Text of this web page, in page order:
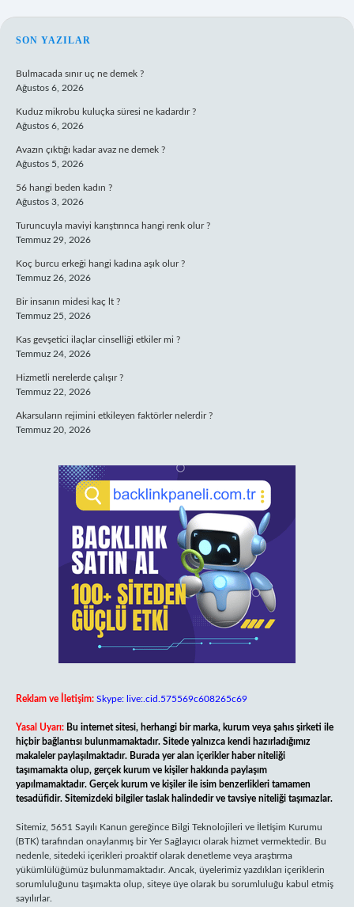
SIDEBAR
SON YAZILAR
Bulmacada sınır uç ne demek ?
Ağustos 6, 2026
Kuduz mikrobu kuluçka süresi ne kadardır ?
Ağustos 6, 2026
Avazın çıktığı kadar avaz ne demek ?
Ağustos 5, 2026
56 hangi beden kadın ?
Ağustos 3, 2026
Turuncuyla maviyi karıştırınca hangi renk olur ?
Temmuz 29, 2026
Koç burcu erkeği hangi kadına aşık olur ?
Temmuz 26, 2026
Bir insanın midesi kaç lt ?
Temmuz 25, 2026
Kas gevşetici ilaçlar cinselliği etkiler mi ?
Temmuz 24, 2026
Hizmetli nerelerde çalışır ?
Temmuz 22, 2026
Akarsuların rejimini etkileyen faktörler nelerdir ?
Temmuz 20, 2026
Reklam ve İletişim: Skype: live:.cid.575569c608265c69
Yasal Uyarı: Bu internet sitesi, herhangi bir marka, kurum veya şahıs şirketi ile
hiçbir bağlantısı bulunmamaktadır. Sitede yalnızca kendi hazırladığımız
makaleler paylaşılmaktadır. Burada yer alan içerikler haber niteliği
taşımamakta olup, gerçek kurum ve kişiler hakkında paylaşım
yapılmamaktadır. Gerçek kurum ve kişiler ile isim benzerlikleri tamamen
tesadüfidir. Sitemizdeki bilgiler taslak halindedir ve tavsiye niteliği taşımazlar.
Sitemiz, 5651 Sayılı Kanun gereğince Bilgi Teknolojileri ve İletişim Kurumu
(BTK) tarafından onaylanmış bir Yer Sağlayıcı olarak hizmet vermektedir. Bu
nedenle, sitedeki içerikleri proaktif olarak denetleme veya araştırma
yükümlülüğümüz bulunmamaktadır. Ancak, üyelerimiz yazdıkları içeriklerin
sorumluluğunu taşımakta olup, siteye üye olarak bu sorumluluğu kabul etmiş
sayılırlar.